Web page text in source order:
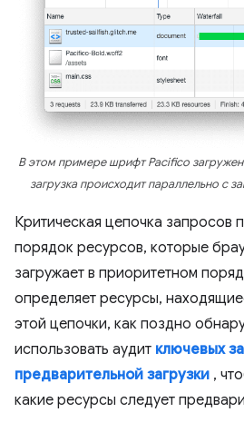
В этом примере шрифт Pacifico
загрузка происходит параллельно с
Критическая цепочка запросов
порядок ресурсов, которые
загружает в приоритетном
определяет ресурсы,
этой цепочки, как поздно
использовать аудит ключевых
предварительной загрузки ,
какие ресурсы следует